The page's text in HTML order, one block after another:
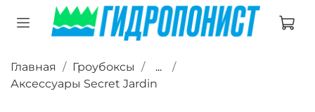
Главная Гроубоксы
...
Аксессуары Secret Jardin